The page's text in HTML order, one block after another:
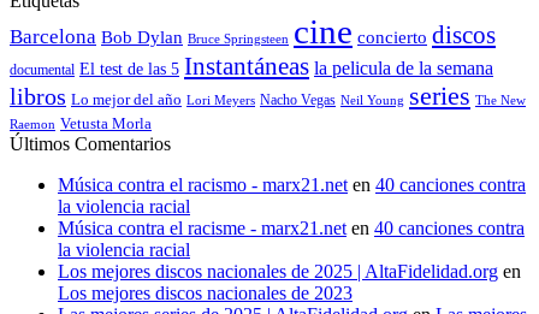
Barcelona Bob Dylan Bruce Springsteen cine concierto discos
documental El test de las 5 Instantáneas la pelicula de la semana
libros Lo mejor del año Lori Meyers Nacho Vegas Neil Young series The New
Raemon Vetusta Morla
Últimos Comentarios
Música contra el racismo - marx21.neten 40 canciones contra
la violencia racial
Música contra el racisme - marx21.neten 40 canciones contra
la violencia racial
Los mejores discos nacionales de 2025 | AltaFidelidad.org en
Los mejores discos nacionales de 2023